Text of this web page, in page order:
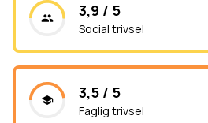
3,9 / 5
Social trivsel
3,5 / 5
Faglig trivsel